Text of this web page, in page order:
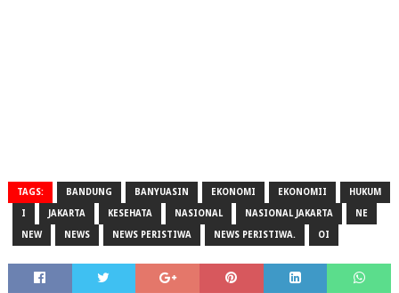
TAGS: BANDUNG BANYUASIN EKONOMI EKONOMII HUKUM
I JAKARTA KESEHATA NASIONAL NASIONAL JAKARTA NE
NEW NEWS NEWS PERISTIWA NEWS PERISTIWA. OI